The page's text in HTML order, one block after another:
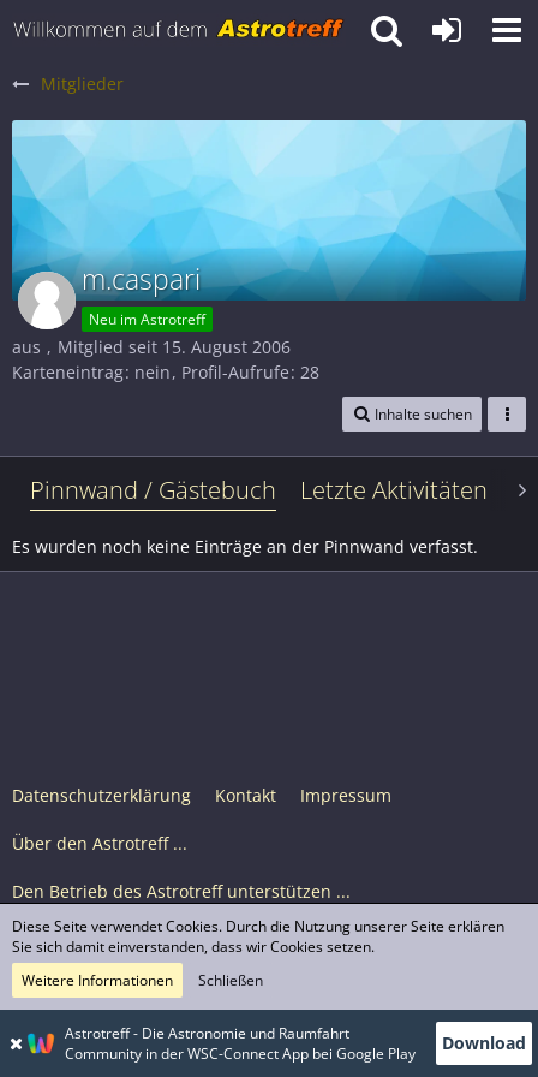
Mitglieder
m.caspari
Neu im Astrotreff
aus
Mitglied seit 15. August 2006
Karteneintrag nein Profil-Aufrufe 28
Inhalte suchen
Pinnwand / Gästebuch Letzte Aktivitäten
Es wurden noch keine Einträge an der Pinnwand verfasst.
Datenschutzerklärung Kontakt Impressum
Über den Astrotreff ...
Den Betrieb des Astrotreff unterstützen ...
Nutzungsbedingungen
© Astrotreff 2001-2026, lizenziert unter CC BY-SA,
sofern für einzelne Inhalte nicht anders angegeben
Astrotreff - Die Astronomie und Raumfahrt
Community in der WSC-Connect App bei Google Play
Download
Diese Seite verwendet Cookies. Durch die Nutzung unserer Seite erklären
Sie sich damit einverstanden, dass wir Cookies setzen.
Weitere Informationen
Schließen